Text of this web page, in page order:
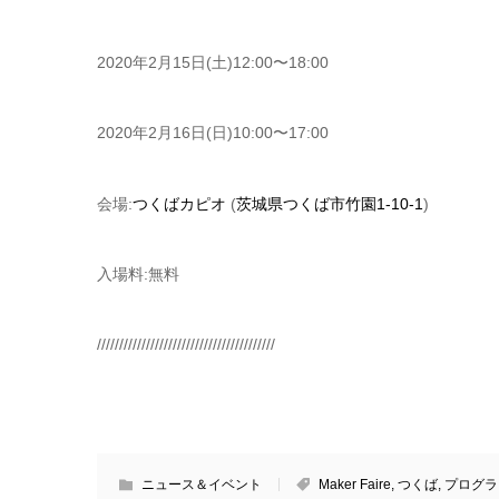
2020年2月15日(土)12:00〜18:00
2020年2月16日(日)10:00〜17:00
会場:つくばカピオ (茨城県つくば市竹園1-10-1)
入場料:無料
////////////////////////////////////////
ニュース＆イベント Maker Faire つくば プログ